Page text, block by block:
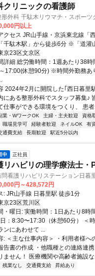
クリニックの看護師
形外科 千駄木リウマチ・スポーツ
円以上
クセス JR山手線・京浜東北線「
千駄木駅」から徒歩6分 ※「道灌
京23区文京区
詳細 総労働時間：1週あたり38
17:00(休憩90分) ※時間外勤務あ
2024年2月に開院した｢西日暮里
にある整形外科でスタッフ募集♪
仕事ができる環境をつくり、 患
業・WワークOK 主婦・主夫歓迎 資格
職場見学可 経験者歓迎 ネイルOK 有
通費支給 長期歓迎 駅近5分以内
正社員
リハビリの理学療法士・
問看護リハビリステーション日暮
円～428,572円
アクセス: JR山手線 日暮里駅 徒歩1分
京23区荒川区
・曜日: 実働時間：1日あたり8時
：8:30〜17:30（休憩60分） ＜
ンにあわせて ...
: ＜主な仕事内容＞ ・利用者様
告書の作成 ・他職種との連絡連
ません！ 医療機関や高齢者施設
残業なし 交通費支給 昇給あり